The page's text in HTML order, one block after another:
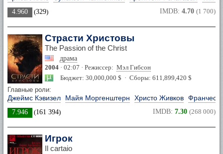
4.960 (329) IMDB: 4.70 (1 700)
Страсти Христовы
The Passion of the Christ
драма
2004 · 02:07 · Режиссер: Мэл Гибсон
Бюджет: 30,000,000 $ · Сборы: 611,899,420 $
Главные роли:
Джеймс Кэвизел Майя Моргенштерн Христо Живков
7.946 (161 394) IMDB: 7.30 (268 000)
Игрок
Il cartaio